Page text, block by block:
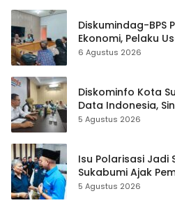
Diskumindag-BPS
Ekonomi, Pelaku
Terbuka Beri Data
6 Agustus 2026
Diskominfo Kota
Data Indonesia,
Kewilayahan
5 Agustus 2026
Isu Polarisasi Jadi
Sukabumi Ajak
Kebangsaan
5 Agustus 2026